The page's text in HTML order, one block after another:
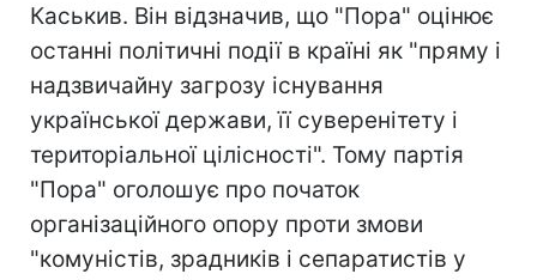
Каськив. Він відзначив, що "Пора" оцінює
останні політичні події в країні як "пряму і
надзвичайну загрозу існування
української держави, її суверенітету і
територіальної цілісності". Тому партія
"Пора" оголошує про початок
організаційного опору проти змови
"комуністів, зрадників і сепаратистів у